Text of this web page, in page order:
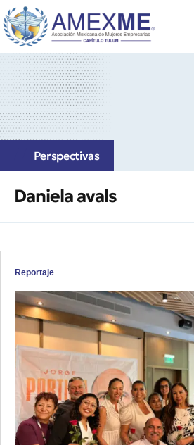
Perspectivas
Daniela avals
Reportaje